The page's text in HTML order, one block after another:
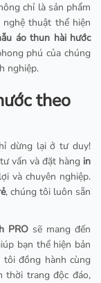
chỉ là sản phẩm
thuật thể hiện
áo thun hài hước
phú của chúng
nghiệp.
theo
dừng lại ở tư duy!
vấn và đặt hàng in
và chuyên nghiệp.
, chúng tôi luôn sẵn
PRO sẽ mang đến
bạn thể hiện bản
tôi đồng hành cùng
thời trang độc đáo,